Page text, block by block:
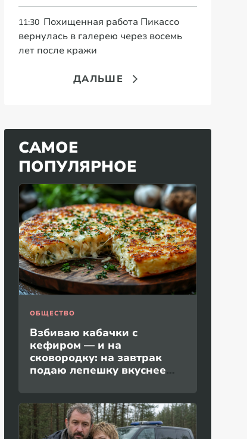
11:30 Похищенная работа Пикассо
вернулась в галерею через восемь
лет после кражи
ДАЛЬШЕ
САМОЕ
ПОПУЛЯРНОЕ
ОБЩЕСТВО
Взбиваю кабачки с
кефиром — и на
сковородку: на завтрак
подаю лепешку вкуснее